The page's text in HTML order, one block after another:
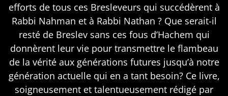
efforts de tous ces Bresleveurs qui succédèrent à
Rabbi Nahman et à Rabbi Nathan ? Que serait-il
resté de Breslev sans ces fous d’Hachem qui
donnèrent leur vie pour transmettre le flambeau
de la vérité aux générations futures jusqu’à notre
génération actuelle qui en a tant besoin? Ce livre,
soigneusement et talentueusement rédigé par